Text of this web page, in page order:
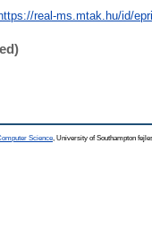
https://real-ms.mtak.hu/id/
Science , University of Southampton